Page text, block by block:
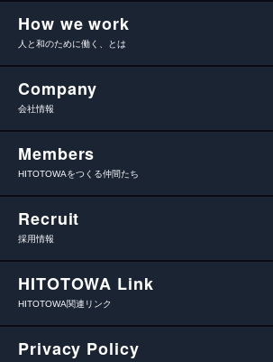
How we work
人と和のために働く、とは
Company
会社情報
Members
HITOTOWAをつくる仲間たち
Recruit
採用情報
HITOTOWA Link
HITOTOWA関連リンク
Privacy Policy